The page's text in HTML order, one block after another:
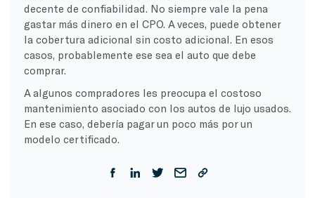
decente de confiabilidad. No siempre vale la pena
gastar más dinero en el CPO. A veces, puede obtener
la cobertura adicional sin costo adicional. En esos
casos, probablemente ese sea el auto que debe
comprar.
A algunos compradores les preocupa el costoso
mantenimiento asociado con los autos de lujo usados.
En ese caso, debería pagar un poco más por un
modelo certificado.